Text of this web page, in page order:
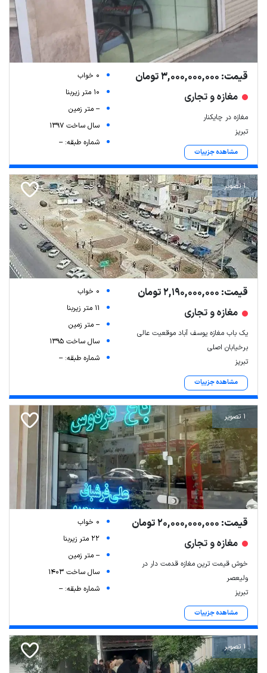
قیمت: 3,000,000,000 تومان
مغازه و تجاری
مغازه در چایکنار
تبریز
مشاهده جزییات
0 خواب
10 متر زیربنا
-- متر زمین
سال ساخت 1397
شماره طبقه: --
1 تصویر
قیمت: 2,190,000,000 تومان
مغازه و تجاری
یک باب مغازه یوسف آباد موقعیت عالی
برخیابان اصلی
تبریز
مشاهده جزییات
0 خواب
11 متر زیربنا
-- متر زمین
سال ساخت 1395
شماره طبقه: --
1 تصویر
قیمت: 20,000,000,000 تومان
مغازه و تجاری
خوش قیمت ترین مغازه قدمت دار در
ولیعصر
تبریز
مشاهده جزییات
0 خواب
22 متر زیربنا
-- متر زمین
سال ساخت 1403
شماره طبقه: --
1 تصویر